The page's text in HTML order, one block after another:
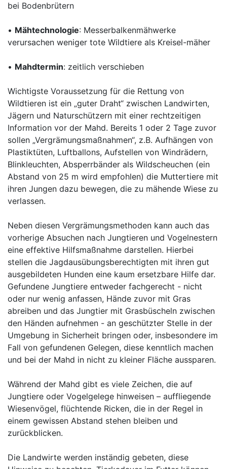
bei Bodenbrütern
• Mähtechnologie: Messerbalkenmähwerke
verursachen weniger tote Wildtiere als Kreisel-mäher
• Mahdtermin: zeitlich verschieben
Wichtigste Voraussetzung für die Rettung von
Wildtieren ist ein „guter Draht“ zwischen Landwirten,
Jägern und Naturschützern mit einer rechtzeitigen
Information vor der Mahd. Bereits 1 oder 2 Tage zuvor
sollen „Vergrämungsmaßnahmen“, z.B. Aufhängen von
Plastiktüten, Luftballons, Aufstellen von Windrädern,
Blinkleuchten, Absperrbänder als Wildscheuchen (ein
Abstand von 25 m wird empfohlen) die Muttertiere mit
ihren Jungen dazu bewegen, die zu mähende Wiese zu
verlassen.
Neben diesen Vergrämungsmethoden kann auch das
vorherige Absuchen nach Jungtieren und Vogelnestern
eine effektive Hilfsmaßnahme darstellen. Hierbei
stellen die Jagdausübungsberechtigten mit ihren gut
ausgebildeten Hunden eine kaum ersetzbare Hilfe dar.
Gefundene Jungtiere entweder fachgerecht - nicht
oder nur wenig anfassen, Hände zuvor mit Gras
abreiben und das Jungtier mit Grasbüscheln zwischen
den Händen aufnehmen - an geschützter Stelle in der
Umgebung in Sicherheit bringen oder, insbesondere im
Fall von gefundenen Gelegen, diese kenntlich machen
und bei der Mahd in nicht zu kleiner Fläche aussparen.
Während der Mahd gibt es viele Zeichen, die auf
Jungtiere oder Vogelgelege hinweisen – auffliegende
Wiesenvögel, flüchtende Ricken, die in der Regel in
einem gewissen Abstand stehen bleiben und
zurückblicken.
Die Landwirte werden inständig gebeten, diese